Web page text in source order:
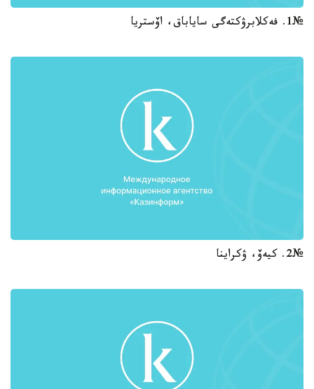
№1. فەكلابرۋكتەگى ساياباق، اۆستريا
№2. كيەۆ، ۋكراينا